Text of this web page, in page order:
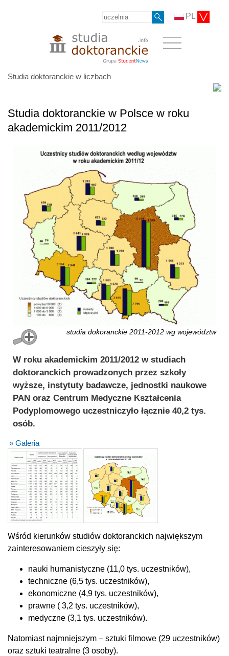
PL
Studia doktoranckie w liczbach
Studia doktoranckie w Polsce w roku
akademickim 2011/2012
studia dokoranckie 2011-2012 wg województw
W roku akademickim 2011/2012 w studiach
doktoranckich prowadzonych przez szkoły
wyższe, instytuty badawcze, jednostki naukowe
PAN oraz Centrum Medyczne Kształcenia
Podyplomowego uczestniczyło łącznie 40,2 tys.
osób.
» Galeria
Wśród kierunków studiów doktoranckich największym
zainteresowaniem cieszyły się:
nauki humanistyczne (11,0 tys. uczestników),
techniczne (6,5 tys. uczestników),
ekonomiczne (4,9 tys. uczestników),
prawne ( 3,2 tys. uczestników),
medyczne (3,1 tys. uczestników).
Natomiast najmniejszym – sztuki filmowe (29 uczestników)
oraz sztuki teatralne (3 osoby).